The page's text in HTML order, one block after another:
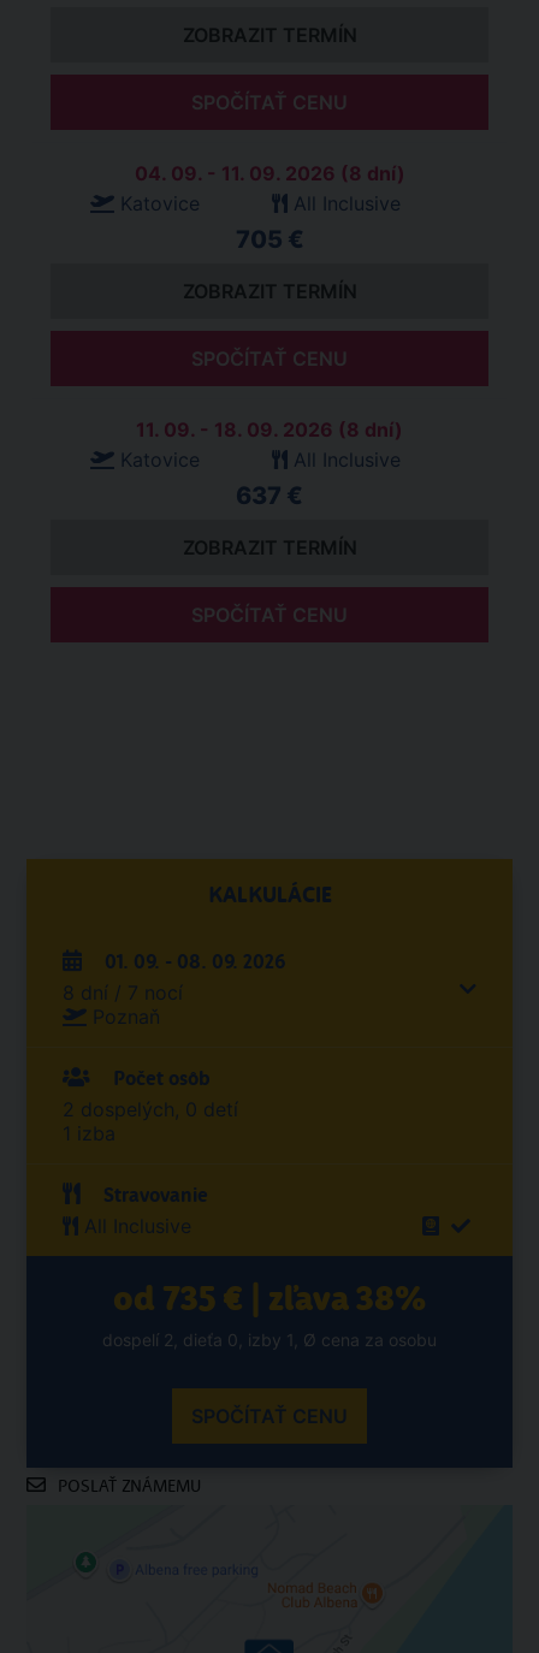
ZOBRAZIT TERMÍN
SPOČÍTAŤ CENU
04. 09. - 11. 09. 2026 (8 dní)
Katovice
All Inclusive
705 €
ZOBRAZIT TERMÍN
SPOČÍTAŤ CENU
11. 09. - 18. 09. 2026 (8 dní)
Katovice
All Inclusive
637 €
ZOBRAZIT TERMÍN
SPOČÍTAŤ CENU
KALKULÁCIE
01. 09. - 08. 09. 2026
8 dní / 7 nocí
Poznaň
Počet osôb
2 dospelých, 0 detí
1 izba
Stravovanie
All Inclusive
od 735 € | zľava 38%
dospelí 2, dieťa 0, izby 1, Ø cena za osobu
SPOČÍTAŤ CENU
POSLAŤ ZNÁMEMU